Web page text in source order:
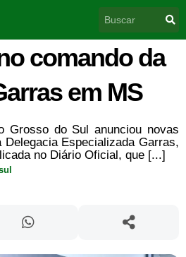
comando da
em MS
Grosso do Sul anunciou novas
Especializada Garras,
no Diário Oficial, que [...]